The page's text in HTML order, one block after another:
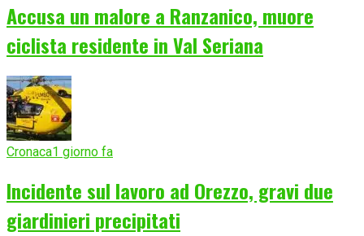
Accusa un malore a Ranzanico, muore
ciclista residente in Val Seriana
Cronaca1 giorno fa
Incidente sul lavoro ad Orezzo, gravi due
giardinieri precipitati